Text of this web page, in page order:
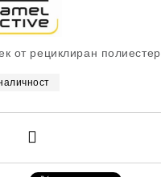
от рециклиран полиестер